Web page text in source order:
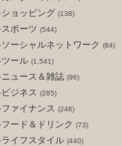
ョッピング (138)
ポーツ (544)
ーシャルネットワーク (84)
ール (1,541)
ュース＆雑誌 (96)
ジネス (285)
ァイナンス (246)
ード＆ドリンク (73)
イフスタイル (440)